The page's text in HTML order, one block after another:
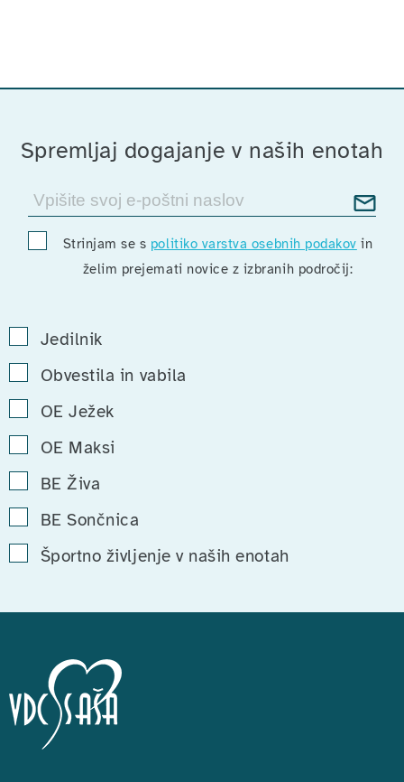
Spremljaj dogajanje v naših enotah
Strinjam se s politiko varstva osebnih podakov in
želim prejemati novice z izbranih področij:
Jedilnik
Obvestila in vabila
OE Ježek
OE Maksi
BE Živa
BE Sončnica
Športno življenje v naših enotah